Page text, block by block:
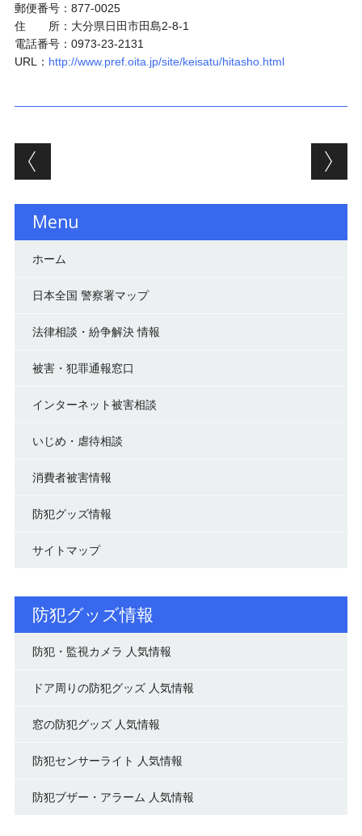
郵便番号：877-0025
住 所：大分県日田市田島2-8-1
電話番号：0973-23-2131
URL： http://www.pref.oita.jp/site/keisatu/hitasho.html
投稿ナビゲーション
Menu
ホーム
日本全国 警察署マップ
法律相談・紛争解決 情報
被害・犯罪通報窓口
インターネット被害相談
いじめ・虐待相談
消費者被害情報
防犯グッズ情報
サイトマップ
防犯グッズ情報
防犯・監視カメラ 人気情報
ドア周りの防犯グッズ 人気情報
窓の防犯グッズ 人気情報
防犯センサーライト 人気情報
防犯ブザー・アラーム 人気情報